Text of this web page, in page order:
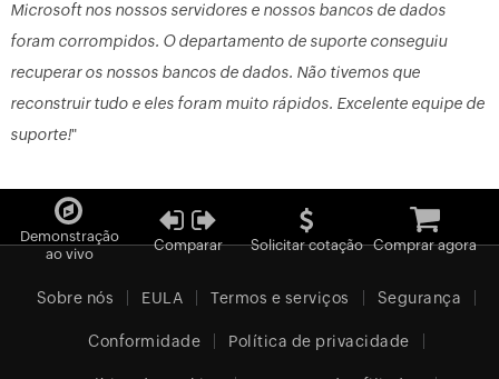
Microsoft nos nossos servidores e nossos bancos de dados
foram corrompidos. O departamento de suporte conseguiu
recuperar os nossos bancos de dados. Não tivemos que
reconstruir tudo e eles foram muito rápidos. Excelente equipe de
suporte!"
Demonstração
ao vivo
Comparar Solicitar cotação Comprar agora
Sobre nós EULA Termos e serviços Segurança
Conformidade Política de privacidade